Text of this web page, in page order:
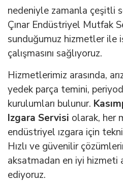
nedeniyle zamanla çeşitli
Çınar Endüstriyel Mutfak
sunduğumuz hizmetler ile
çalışmasını sağlıyoruz.
Hizmetlerimiz arasında,
yedek parça temini,
kurulumları bulunur.
Izgara Servisi olarak, her
endüstriyel ızgara için
Hızlı ve güvenilir
aksatmadan en iyi hizmeti
ediyoruz.